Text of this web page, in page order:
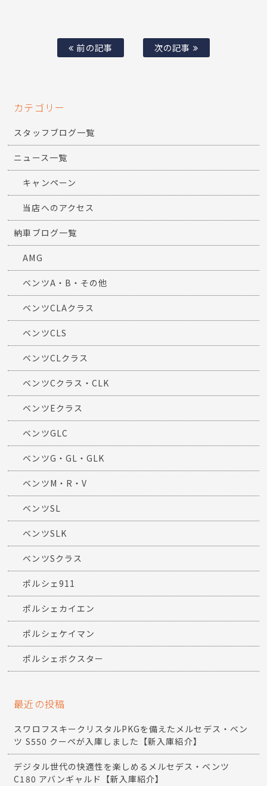
前の記事 次の記事
カテゴリー
スタッフブログ一覧
ニュース一覧
キャンペーン
当店へのアクセス
納車ブログ一覧
AMG
ベンツA・B・その他
ベンツCLAクラス
ベンツCLS
ベンツCLクラス
ベンツCクラス・CLK
ベンツEクラス
ベンツGLC
ベンツG・GL・GLK
ベンツM・R・V
ベンツSL
ベンツSLK
ベンツSクラス
ポルシェ911
ポルシェカイエン
ポルシェケイマン
ポルシェボクスター
最近の投稿
スワロフスキークリスタルPKGを備えたメルセデス・ベン
ツ S550 クーペが入庫しました【新入庫紹介】
デジタル世代の快適性を楽しめるメルセデス・ベンツ
C180 アバンギャルド【新入庫紹介】